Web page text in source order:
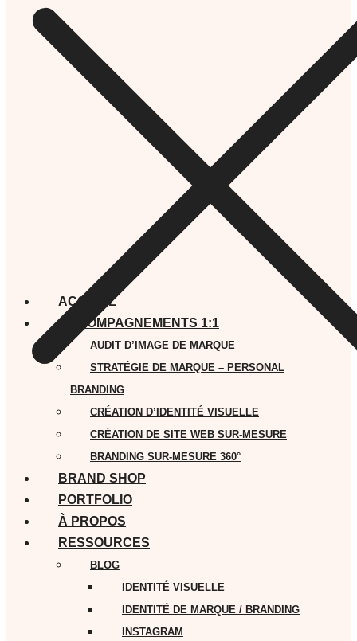
ACCUEIL
ACCOMPAGNEMENTS 1:1
AUDIT D’IMAGE DE MARQUE
STRATÉGIE DE MARQUE – PERSONAL
BRANDING
CRÉATION D’IDENTITÉ VISUELLE
CRÉATION DE SITE WEB SUR-MESURE
BRANDING SUR-MESURE 360°
BRAND SHOP
PORTFOLIO
À PROPOS
RESSOURCES
BLOG
IDENTITÉ VISUELLE
IDENTITÉ DE MARQUE / BRANDING
INSTAGRAM